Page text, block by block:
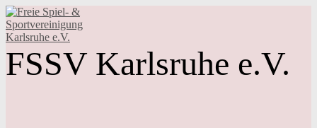
FSSV Karlsruhe e.V.